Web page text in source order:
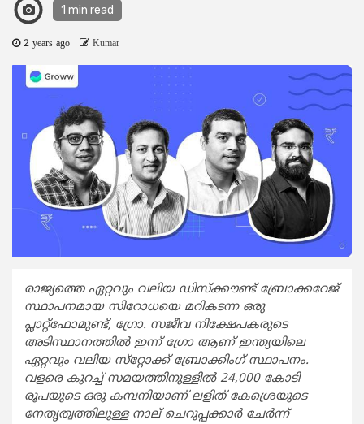
1 min read
2 years ago Kumar
രാജ്യത്തെ ഏറ്റവും വലിയ ഡിസ്‌ക്കൗണ്ട് ബ്രോക്കറേജ്
സ്ഥാപനമായ സിറോധയെ മറികടന്ന ഒരു
പ്ലാറ്റ്‌ഫോമുണ്ട്, ഗ്രോ. സജീവ നിക്ഷേപകരുടെ
അടിസ്ഥാനത്തില്‍ ഇന്ന് ഗ്രോ ആണ് ഇന്ത്യയിലെ
ഏറ്റവും വലിയ സ്‌റ്റോക്ക് ബ്രോക്കിംഗ് സ്ഥാപനം.
വളരെ കുറച്ച് സമയത്തിനുള്ളില്‍ 24,000 കോടി
രൂപയുടെ ഒരു കമ്പനിയാണ് ലളിത് കേശ്രെയുടെ
നേതൃത്വത്തിലുള്ള നാല് ചെറുപ്പക്കാര്‍ ചേര്‍ന്ന്